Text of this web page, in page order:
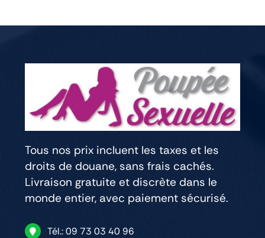
Tous nos prix incluent les taxes et les
droits de douane, sans frais cachés.
Livraison gratuite et discrète dans le
monde entier, avec paiement sécurisé.
Tél.: 09 73 03 40 96